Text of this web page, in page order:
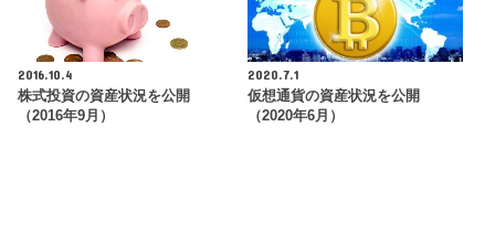
2016.10.4
株式投資の資産状況を公開
（2016年9月）
2020.7.1
仮想通貨の資産状況を公開
（2020年6月）